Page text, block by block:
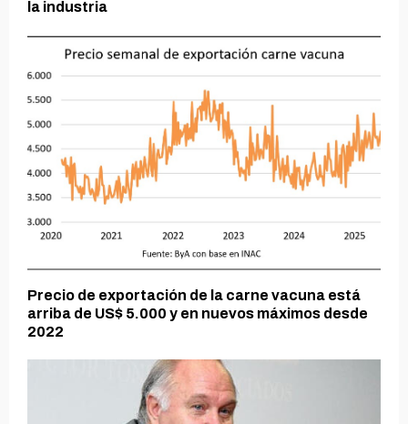
la industria
Precio de exportación de la carne vacuna está
arriba de US$ 5.000 y en nuevos máximos desde
2022